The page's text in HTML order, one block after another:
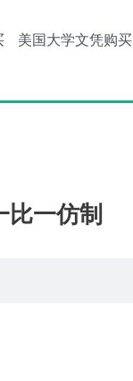
美国大学文凭购买
一仿制